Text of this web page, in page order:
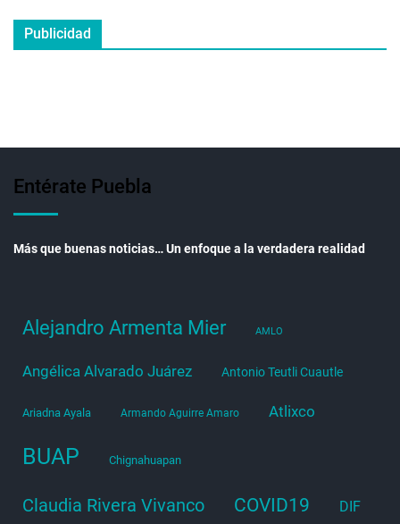
Publicidad
Entérate Puebla
Más que buenas noticias… Un enfoque a la verdadera realidad
Alejandro Armenta Mier AMLO
Angélica Alvarado Juárez Antonio Teutli Cuautle
Ariadna Ayala Armando Aguirre Amaro Atlixco
BUAP Chignahuapan
Claudia Rivera Vivanco COVID19 DIF